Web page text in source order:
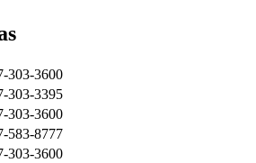
303-3600
303-3395
303-3600
583-8777
303-3600